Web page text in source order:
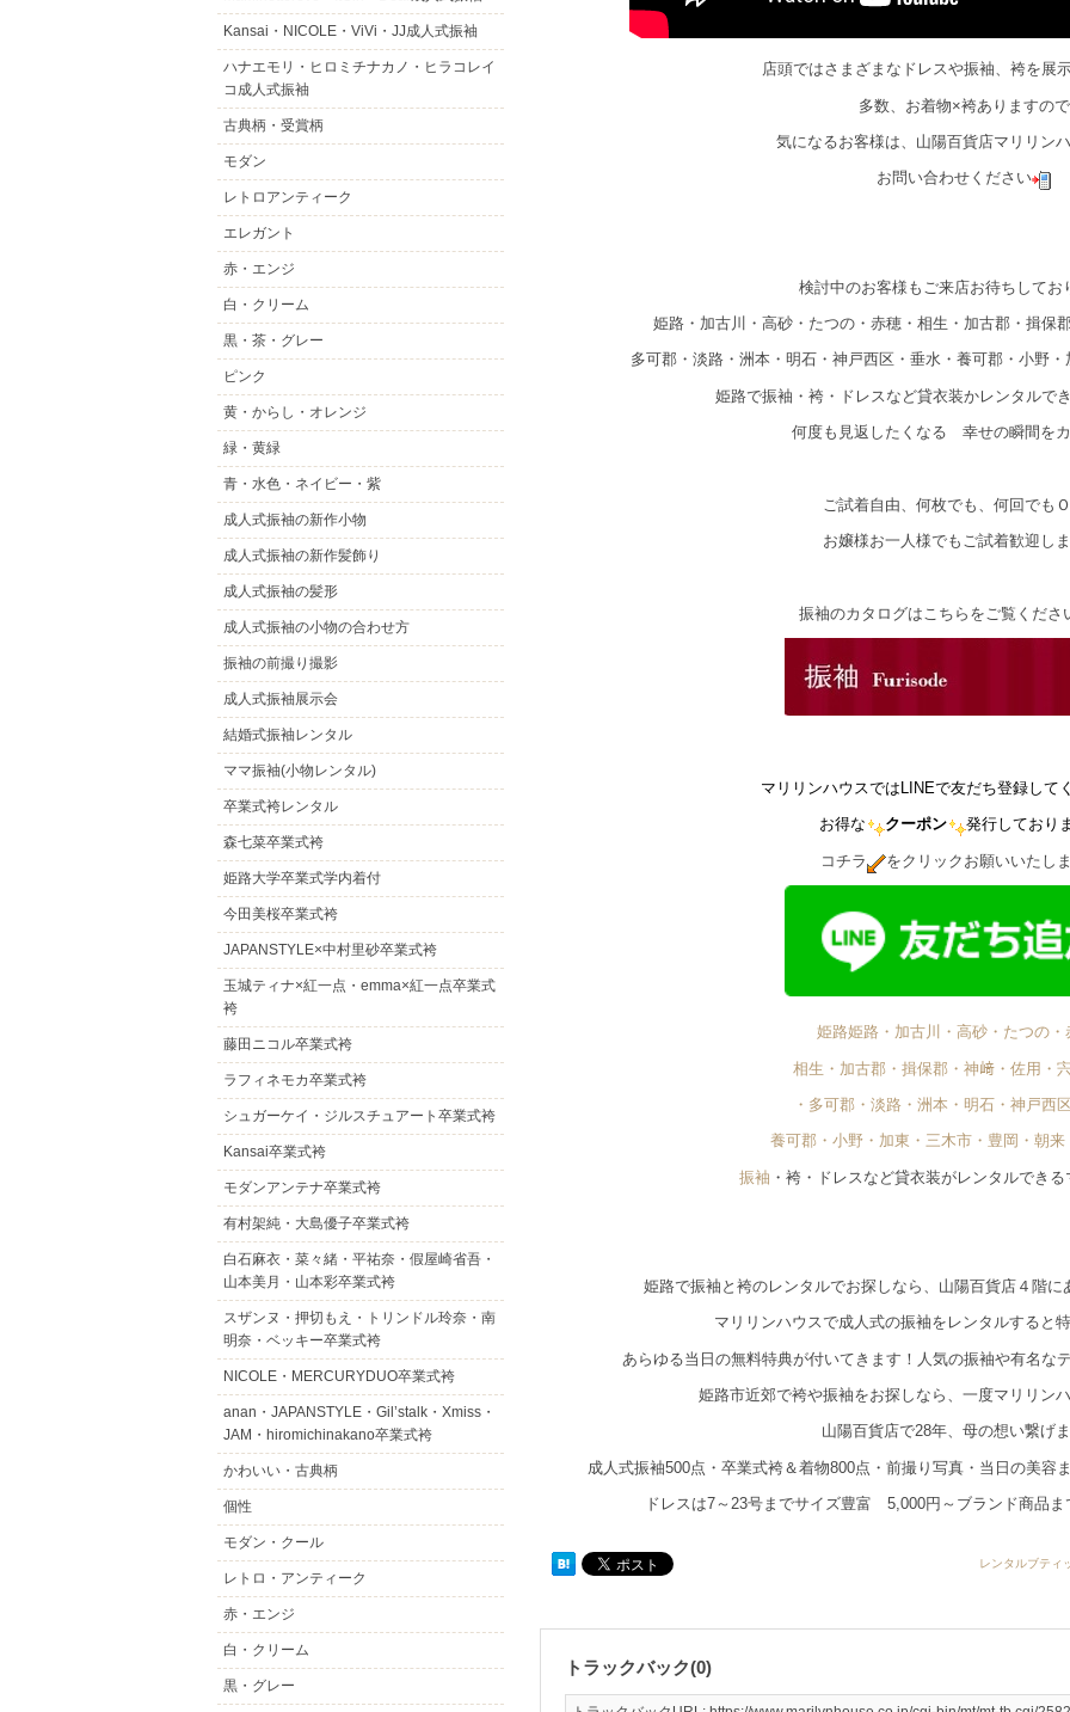
店頭ではさまざまなドレスや振袖、袴を展
多数、お着物×袴ありますので
気になるお客様は、山陽百貨店マリリン
お問い合わせください
検討中のお客様もご来店お待ちしてお
姫路・加古川・高砂・たつの・赤穂・相生・加古郡・揖保
多可郡・淡路・洲本・明石・神戸西区・垂水・養可郡・小野
姫路で振袖・袴・ドレスなど貸衣装かレンタルで
何度も見返したくなる 幸せの瞬間を
ご試着自由、何枚でも、何回でも
お嬢様お一人様でもご試着歓迎し
振袖のカタログはこちらをご覧くださ
マリリンハウスではLINEで友だち登録して
お得な クーポン 発行しており
コチラ をクリックお願いいたし
姫路姫路・加古川・高砂・たつの・
相生・加古郡・揖保郡・神﨑・佐用・
・多可郡・淡路・洲本・明石・神戸西
養可郡・小野・加東・三木市・豊岡・朝
振袖 ・袴・ドレスなど貸衣装がレンタルでき
姫路で振袖と袴のレンタルでお探しなら、山陽百貨店４階
マリリンハウスで成人式の振袖をレンタルすると
あらゆる当日の無料特典が付いてきます！人気の振袖や有名な
姫路市近郊で袴や振袖をお探しなら、一度マリリン
山陽百貨店で28年、母の想い繋げ
成人式振袖500点・卒業式袴＆着物800点・前撮り写真・当日の美容
ドレスは7～23号までサイズ豊富 5,000円～ブランド商品ま
レンタルブテ
トラックバック(0)
Kansai・NICOLE・ViVi・JJ成人式振袖
ハナエモリ・ヒロミチナカノ・ヒラコレイ
コ成人式振袖
古典柄・受賞柄
モダン
レトロアンティーク
エレガント
赤・エンジ
白・クリーム
黒・茶・グレー
ピンク
黄・からし・オレンジ
緑・黄緑
青・水色・ネイビー・紫
成人式振袖の新作小物
成人式振袖の新作髪飾り
成人式振袖の髪形
成人式振袖の小物の合わせ方
振袖の前撮り撮影
成人式振袖展示会
結婚式振袖レンタル
ママ振袖(小物レンタル)
卒業式袴レンタル
森七菜卒業式袴
姫路大学卒業式学内着付
今田美桜卒業式袴
JAPANSTYLE×中村里砂卒業式袴
玉城ティナ×紅一点・emma×紅一点卒業式
袴
藤田ニコル卒業式袴
ラフィネモカ卒業式袴
シュガーケイ・ジルスチュアート卒業式袴
Kansai卒業式袴
モダンアンテナ卒業式袴
有村架純・大島優子卒業式袴
白石麻衣・菜々緒・平祐奈・假屋崎省吾・
山本美月・山本彩卒業式袴
スザンヌ・押切もえ・トリンドル玲奈・南
明奈・ベッキー卒業式袴
NICOLE・MERCURYDUO卒業式袴
anan・JAPANSTYLE・Gil’stalk・Xmiss・
JAM・hiromichinakano卒業式袴
かわいい・古典柄
個性
モダン・クール
レトロ・アンティーク
赤・エンジ
白・クリーム
黒・グレー